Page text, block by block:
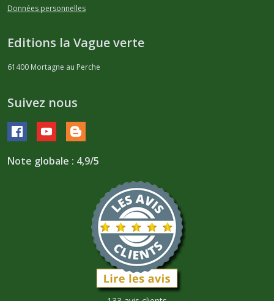
Données personnelles
Editions la Vague verte
61400 Mortagne au Perche
Suivez nous
Note globale : 4,9/5